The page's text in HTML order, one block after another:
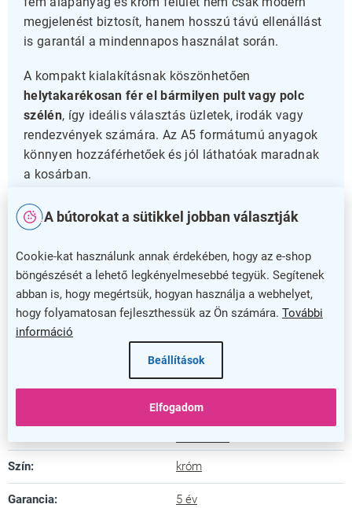
A bútorokat a sütikkel jobban választják
Cookie-kat használunk annak érdekében, hogy az e-shop
böngészését a lehető legkényelmesebbé tegyük. Segítenek
abban is, hogy megértsük, hogyan használja a webhelyet,
hogy folyamatosan fejleszthessük az Ön számára. További
információ
Beállítások
Elfogadom
megjelenést biztosít, hanem hosszú távú ellenállást
is garantál a mindennapos használat során.
A kompakt kialakításnak köszönhetően
helytakarékosan fér el bármilyen pult vagy polc
szélén, így ideális választás üzletek, irodák vagy
rendezvények számára. Az A5 formátumú anyagok
könnyen hozzáférhetőek és jól láthatóak maradnak
a kosárban.
Praktikus és esztétikus tárolás
Válassza ezt a drótkosarat, ha megbízható és
hosszú élettartamú megoldást keres! Egyszerűen
felszerelhető és karbantartható, így mindig rendezett
és professzionális megjelenést biztosít
kommunikációs anyagainak. Rendelje meg most, és
tegye könnyebbé a szórólapok elérhetőségét!
Kiegészítő paraméterek
Kategória:
Szín: króm
Garancia: 5 év